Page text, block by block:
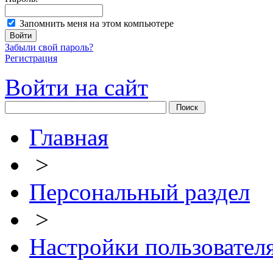
Запомнить меня на этом компьютере
Забыли свой пароль?
Регистрация
Войти на сайт
Главная
>
Персональный раздел
>
Настройки